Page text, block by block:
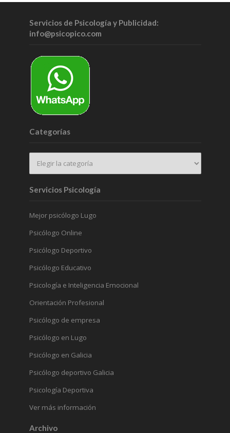
Servicios de Psicología y Publicidad:
info@psicopico.com
Categorías
Servicios Psicología
Mejor psicólogo Lugo
Psicólogo Online
Psicólogo Deportivo
Psicólogo Educativo
Psicología e Inteligencia Emocional
Orientación Profesional
Psicólogo de empresa
Psicólogo en Lugo
Psicólogo en Galicia
Psicólogo deportivo Galicia
Psicología Deportiva
Ver más información
Archivo